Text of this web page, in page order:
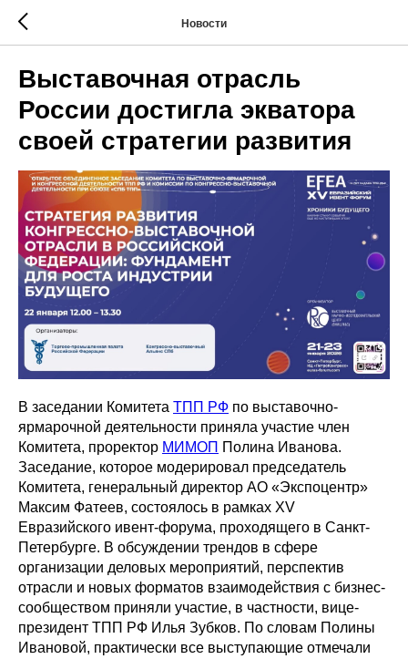
Новости
Выставочная отрасль
России достигла экватора
своей стратегии развития
В заседании Комитета ТПП РФ по выставочно-
ярмарочной деятельности приняла участие член
Комитета, проректор МИМОП Полина Иванова.
Заседание, которое модерировал председатель
Комитета, генеральный директор АО «Экспоцентр»
Максим Фатеев, состоялось в рамках XV
Евразийского ивент-форума, проходящего в Санкт-
Петербурге. В обсуждении трендов в сфере
организации деловых мероприятий, перспектив
отрасли и новых форматов взаимодействия с бизнес-
сообществом приняли участие, в частности, вице-
президент ТПП РФ Илья Зубков. По словам Полины
Ивановой, практически все выступающие отмечали